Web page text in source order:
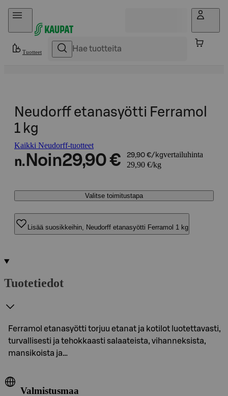
Hyppää sisältöön
Tuotteet
Neudorff etanasyötti Ferramol
1 kg
Kaikki Neudorff-tuotteet
n. Noin29,90 € 29,90 €/kgvertailuhinta
29,90 €/kg
Valitse toimitustapa
Lisää suosikkeihin, Neudorff etanasyötti Ferramol 1 kg
Tuotetiedot
Ferramol etanasyötti torjuu etanat ja kotilot luotettavasti,
turvallisesti ja tehokkaasti salaateista, vihanneksista,
mansikoista ja…
Valmistusmaa